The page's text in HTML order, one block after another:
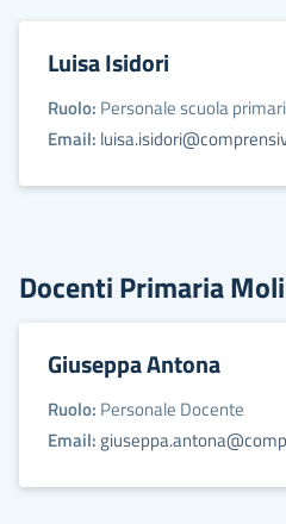
Luisa Isidori
Ruolo: Personale scuola
Email:
Docenti Primaria
Giuseppa Antona
Ruolo: Personale Docente
Email: